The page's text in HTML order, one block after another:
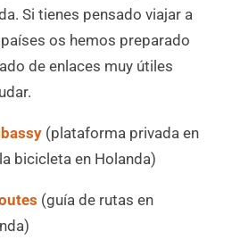
Si tienes pensado viajar a
os hemos preparado
de enlaces muy útiles
(plataforma privada en
bicicleta en Holanda)
(guía de rutas en